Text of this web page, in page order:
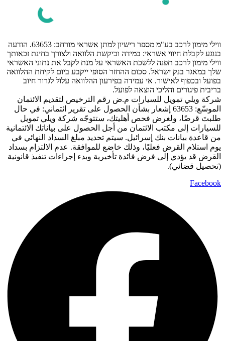
ווילי מימון לרכב בע"מ מספר רישיון למתן אשראי מורחב: 63653. הודעה
בנוגע לקבלת חיווי אשראי: במידה וביקשת הלוואה ולצורך בחינת זכאותך
ווילי מימון לרכב תפנה ללשכת האשראי על מנת לקבל את נתוני האשראי
שלך במאגר בנק ישראל. סכום ההחזר הסופי ייקבע ביום לקיחת ההלוואה
בפועל ובכפוף לאישור. אי עמידה בפירעון ההלוואה עלול לגרור חיוב
בריבית פיגורים והליכי הוצאה לפועל.
شركة ويلي تمويل للسيارات م.ض رقم الترخيص لتقديم الائتمان
الموسّع: 63653 إشعار بشأن الحصول على تقرير ائتماني: في حال
طلبتَ قرضًا، ولغرض فحص أهليتك، ستتوجّه شركة ويلي تمويل
للسيارات إلى مكتب الائتمان من أجل الحصول على بياناتك الائتمانية
من قاعدة بيانات بنك إسرائيل. سيتم تحديد مبلغ السداد النهائي في
يوم استلام القرض فعليًا، وذلك خاضع للموافقة. عدم الالتزام بسداد
القرض قد يؤدي إلى فرض فائدة تأخيرية وبدء إجراءات تنفيذ قانونية
(تحصيل قضائي).
Facebook